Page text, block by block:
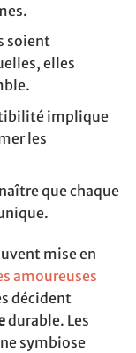
soient
elles
implique
les
que chaque
mise en
amoureuses
décident
durable. Les
symbiose